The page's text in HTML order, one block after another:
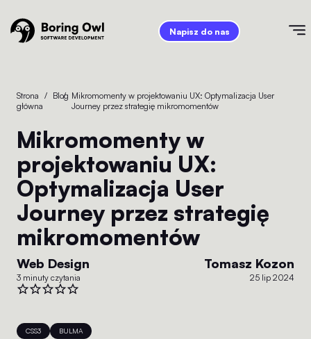
Napisz do nas
Strona
główna
/ Blog
/
Mikromomenty w projektowaniu UX: Optymalizacja User
Journey przez strategię mikromomentów
Mikromomenty w
projektowaniu UX:
Optymalizacja User
Journey przez strategię
mikromomentów
Web Design
3 minuty czytania
Tomasz Kozon
25 lip 2024
CSS3 BULMA